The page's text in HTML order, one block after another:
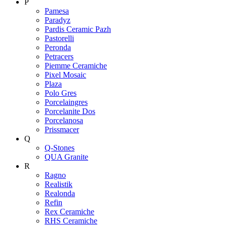
Pamesa
Paradyz
Pardis Ceramic Pazh
Pastorelli
Peronda
Petracers
Piemme Ceramiche
Pixel Mosaic
Plaza
Polo Gres
Porcelaingres
Porcelanite Dos
Porcelanosa
Prissmacer
Q
Q-Stones
QUA Granite
R
Ragno
Realistik
Realonda
Refin
Rex Ceramiche
RHS Ceramiche